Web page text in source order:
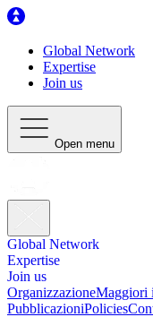
Global Network
Expertise
Join us
Open menu
Global Network
Expertise
Join us
OrganizzazioneMaggiori
PubblicazioniPolicies